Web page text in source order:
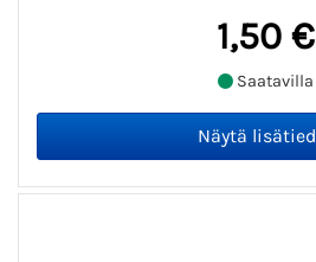
1,50 €
Saatavilla